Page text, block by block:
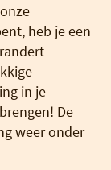
heb je een
in je
De
weer onder